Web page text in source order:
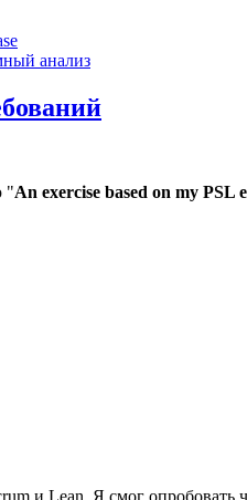
анализ
"An exercise based on my PSL
и Lean. Я смог опробовать